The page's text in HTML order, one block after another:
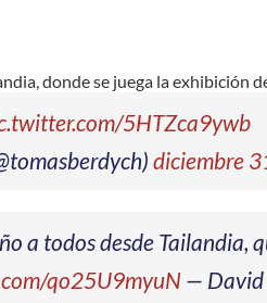
donde se juega la exhibición
5HTZca9ywb
diciembre
a todos desde Tailandia,
qo25U9myuN — David